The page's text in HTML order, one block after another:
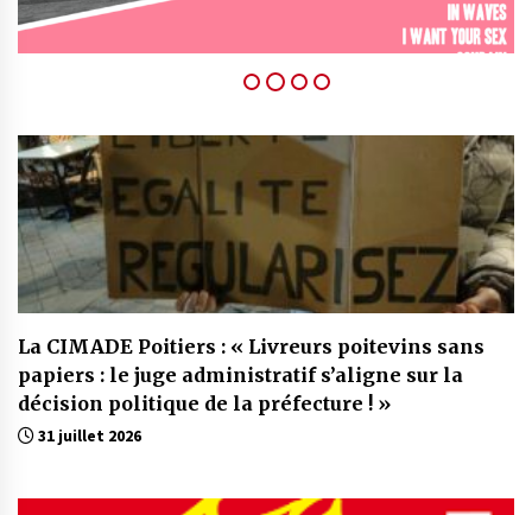
La CIMADE Poitiers : « Livreurs poitevins sans
papiers : le juge administratif s’aligne sur la
décision politique de la préfecture ! »
31 juillet 2026